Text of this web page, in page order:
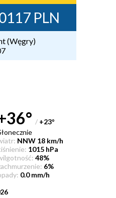
PLN
(Węgry)
/ +23°
NNW 18 km/h
1015 hPa
48%
6%
0.0 mm/h